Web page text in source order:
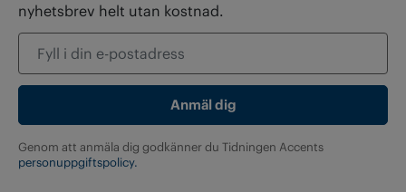
nyhetsbrev helt utan kostnad.
Genom att anmäla dig godkänner du Tidningen Accents
personuppgiftspolicy.